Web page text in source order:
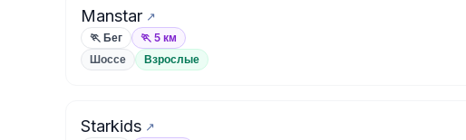
Manstar
🏃 Бег 🏃 5 км
Шоссе Взрослые
Starkids